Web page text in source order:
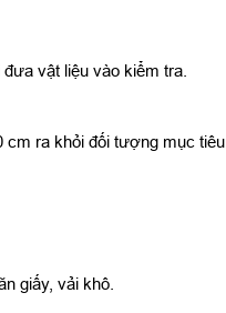
vật liệu vào kiểm tra.
cm ra khỏi đối tượng mục tiêu.
giấy, vải khô.